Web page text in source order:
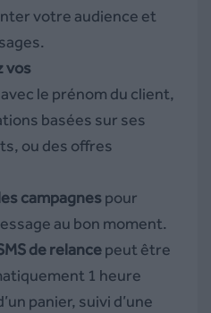
votre audience et
vos
avec le prénom du client,
basées sur ses
ou des offres
campagnespour
au bon moment.
de relancepeut être
1 heure
panier, suivi d’une